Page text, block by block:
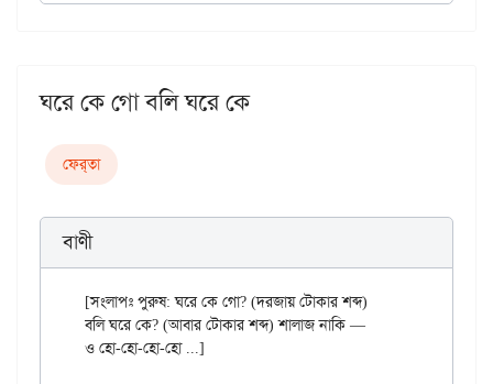
ঘরে কে গো বলি ঘরে কে
ফের্‌তা
বাণী
[সংলাপঃ পুরুষ: ঘরে কে গো? (দরজায় টোকার শব্দ)
বলি ঘরে কে? (আবার টোকার শব্দ) শালাজ নাকি —
ও হো-হো-হো-হো ...]